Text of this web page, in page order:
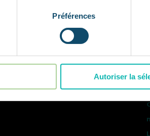
Préférences
Autoriser la